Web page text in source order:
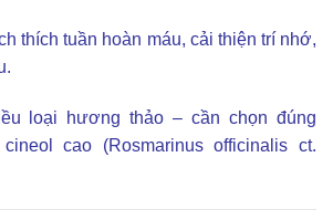
thích tuần hoàn máu, cải thiện trí nhớ,
loại hương thảo – cần chọn đúng
cao (Rosmarinus officinalis ct.